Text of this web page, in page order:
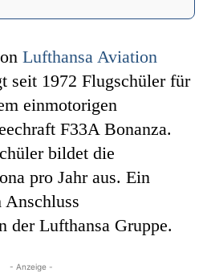
Lufthansa Aviation
seit 1972 Flugschüler für
einmotorigen
F33A Bonanza.
bildet die
pro Jahr aus. Ein
der Lufthansa Gruppe.
- Anzeige -